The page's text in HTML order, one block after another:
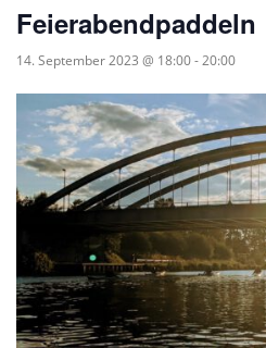
Feierabendpaddeln
14. September 2023 @ 18:00-20:00